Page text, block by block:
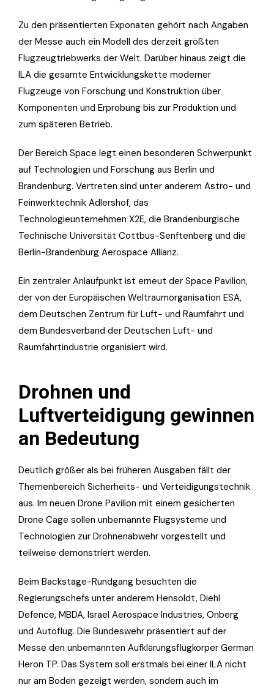
Zu den präsentierten Exponaten gehört nach Angaben
der Messe auch ein Modell des derzeit größten
Flugzeugtriebwerks der Welt. Darüber hinaus zeigt die
ILA die gesamte Entwicklungskette moderner
Flugzeuge von Forschung und Konstruktion über
Komponenten und Erprobung bis zur Produktion und
zum späteren Betrieb.
Der Bereich Space legt einen besonderen Schwerpunkt
auf Technologien und Forschung aus Berlin und
Brandenburg. Vertreten sind unter anderem Astro- und
Feinwerktechnik Adlershof, das
Technologieunternehmen X2E, die Brandenburgische
Technische Universität Cottbus-Senftenberg und die
Berlin-Brandenburg Aerospace Allianz.
Ein zentraler Anlaufpunkt ist erneut der Space Pavilion,
der von der Europäischen Weltraumorganisation ESA,
dem Deutschen Zentrum für Luft- und Raumfahrt und
dem Bundesverband der Deutschen Luft- und
Raumfahrtindustrie organisiert wird.
Drohnen und
Luftverteidigung gewinnen
an Bedeutung
Deutlich größer als bei früheren Ausgaben fällt der
Themenbereich Sicherheits- und Verteidigungstechnik
aus. Im neuen Drone Pavilion mit einem gesicherten
Drone Cage sollen unbemannte Flugsysteme und
Technologien zur Drohnenabwehr vorgestellt und
teilweise demonstriert werden.
Beim Backstage-Rundgang besuchten die
Regierungschefs unter anderem Hensoldt, Diehl
Defence, MBDA, Israel Aerospace Industries, Onberg
und Autoflug. Die Bundeswehr präsentiert auf der
Messe den unbemannten Aufklärungsflugkörper German
Heron TP. Das System soll erstmals bei einer ILA nicht
nur am Boden gezeigt werden, sondern auch im